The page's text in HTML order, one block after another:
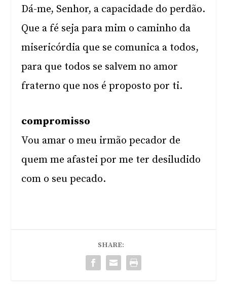
Dá-me, Senhor, a capacidade do perdão.
Que a fé seja para mim o caminho da
misericórdia que se comunica a todos,
para que todos se salvem no amor
fraterno que nos é proposto por ti.
compromisso
Vou amar o meu irmão pecador de
quem me afastei por me ter desiludido
com o seu pecado.
SHARE: